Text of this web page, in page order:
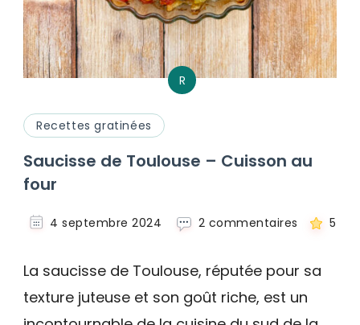
R
Recettes gratinées
Saucisse de Toulouse – Cuisson au
four
4 septembre 2024 2 commentaires sur
Toulouse
Cuisson
5
La saucisse de Toulouse, réputée pour sa
texture juteuse et son goût riche, est un